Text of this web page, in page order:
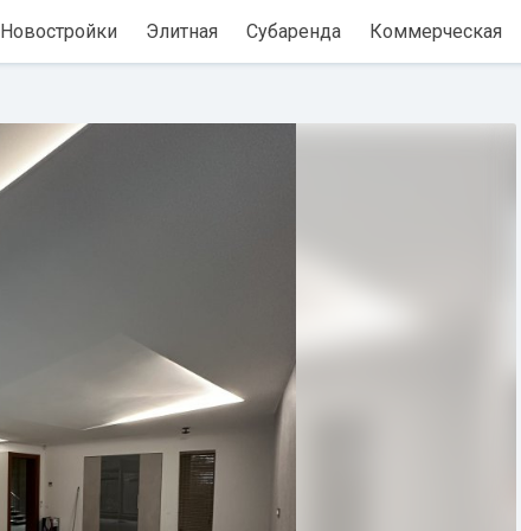
Новостройки Элитная Субаренда Коммерческая